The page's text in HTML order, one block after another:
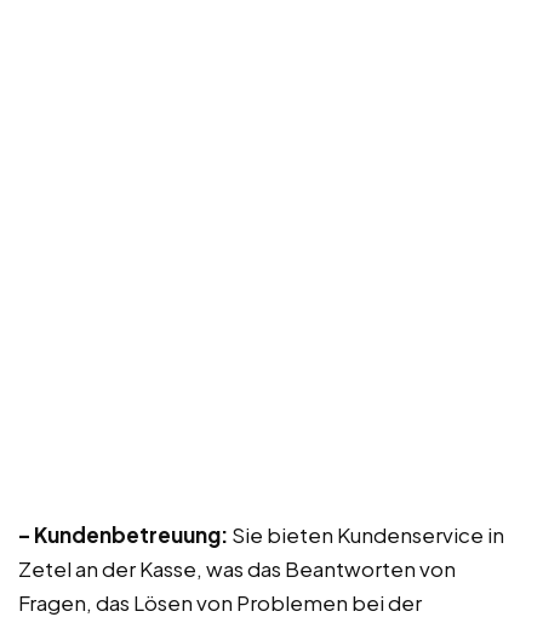
– Kundenbetreuung: Sie bieten Kundenservice in
Zetel an der Kasse, was das Beantworten von
Fragen, das Lösen von Problemen bei der